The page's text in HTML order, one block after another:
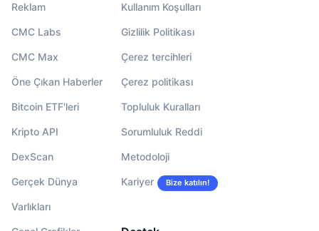
Reklam
CMC Labs
CMC Max
Öne Çıkan Haberler
Bitcoin ETF'leri
Kripto API
DexScan
Gerçek Dünya
Varlıkları
Kullanım Koşulları
Gizlilik Politikası
Çerez tercihleri
Çerez politikası
Topluluk Kuralları
Sorumluluk Reddi
Metodoloji
Kariyer Bize katılın!